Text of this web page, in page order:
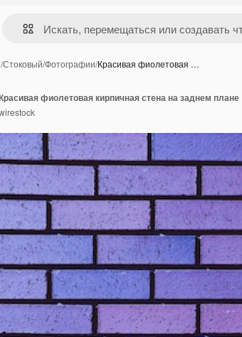
/Стоковый/Фотографии/Красивая фиолетовая …
фиолетовая кирпичная стена на заднем плане